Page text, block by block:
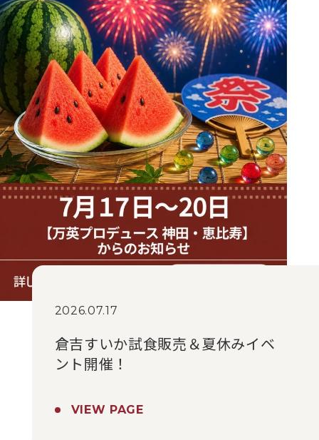
2026.07.17
倉吉すいか試食販売＆夏休みイベ
ント開催！
VIEW PAGE